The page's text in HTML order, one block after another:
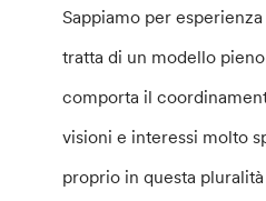
Sappiamo per
tratta di un modello
comporta il
visioni e interessi molto
proprio in questa